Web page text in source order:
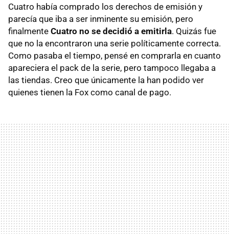
Cuatro había comprado los derechos de emisión y
parecía que iba a ser inminente su emisión, pero
finalmente Cuatro no se decidió a emitirla. Quizás fue
que no la encontraron una serie políticamente correcta.
Como pasaba el tiempo, pensé en comprarla en cuanto
apareciera el pack de la serie, pero tampoco llegaba a
las tiendas. Creo que únicamente la han podido ver
quienes tienen la Fox como canal de pago.